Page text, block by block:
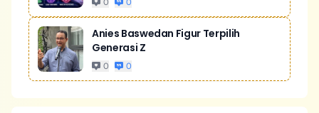
0 0
Anies Baswedan Figur Terpilih
Generasi Z
0 0